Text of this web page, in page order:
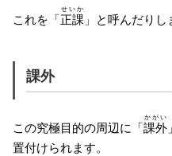
これを「正課
せいか
」と呼んだりし
課外
この究極目的の周辺に「課外
かがい
置付けられます。